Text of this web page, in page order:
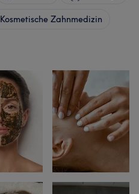
Kosmetische Zahnmedizin